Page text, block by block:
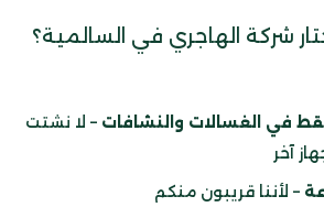
شركة الهاجري في السالمية؟
في الغسالات والنشافات – لا نشتت
آخر
– لأننا قريبون منكم